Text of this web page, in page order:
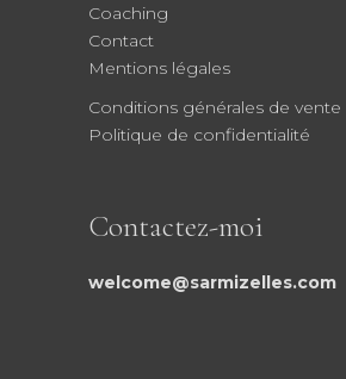
Coaching
Contact
Mentions légales
Conditions générales de vente
Politique de confidentialité
Contactez-moi
welcome@sarmizelles.com